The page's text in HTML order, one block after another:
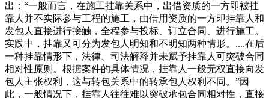
出：“一般而言，在施工挂靠关系中，出借资质的一方即被挂
靠人并不实际参与工程的施工，由借用资质的一方即挂靠人和
发包人直接进行接触，全程参与投标、订立合同、进行施工。
实践中，挂靠又可分为发包人明知和不明知两种情形。....在后
一种挂靠情形下，法律、司法解释并未赋予挂靠人可突破合同
相对性原则。根据案件的具体情况，挂靠人一般无权直接向发
包人主张权利，这与转包关系中的转承包人权利不同。”因
此，一般情况下，挂靠人往往难以突破承包合同相对性，直接